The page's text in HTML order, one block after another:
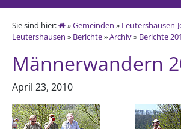
Sie sind hier: »Gemeinden » Leutershausen-
Leutershausen » Berichte»Archiv» Berichte
Männerwandern
April 23, 2010